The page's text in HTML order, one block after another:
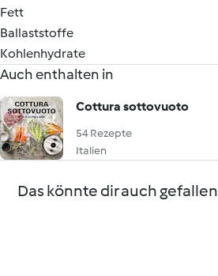
Fett
Ballaststoffe
Kohlenhydrate
Auch enthalten in
Cottura sottovuoto
54 Rezepte
Italien
Das könnte dir auch gefallen